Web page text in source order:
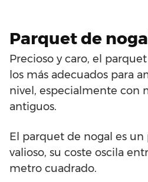
Parquet de
Precioso y caro, el
los más adecuados para
nivel, especialmente con
antiguos.
El parquet de nogal es
valioso, su coste oscila
metro cuadrado.